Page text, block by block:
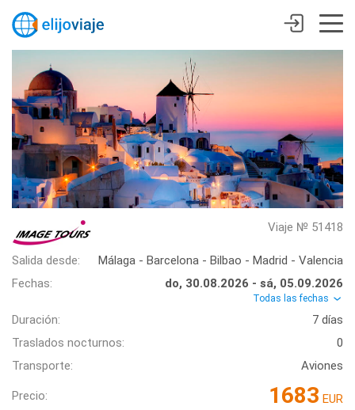
Viaje № 51418
Salida desde:
Málaga - Barcelona - Bilbao - Madrid - Valencia
Fechas:
do, 30.08.2026 - sá, 05.09.2026
Todas las fechas
Duración:
7 días
Traslados nocturnos:
0
Transporte:
Aviones
Precio: 1683 EUR